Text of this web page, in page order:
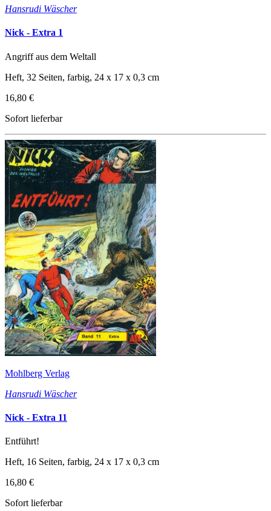
Hansrudi Wäscher
Nick - Extra 1
Angriff aus dem Weltall
Heft, 32 Seiten, farbig, 24 x 17 x 0,3 cm
16,80 €
Sofort lieferbar
Mohlberg Verlag
Hansrudi Wäscher
Nick - Extra 11
Entführt!
Heft, 16 Seiten, farbig, 24 x 17 x 0,3 cm
16,80 €
Sofort lieferbar